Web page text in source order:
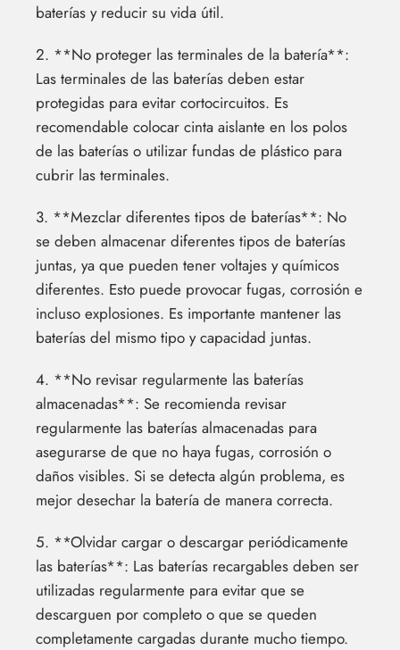
baterías y reducir su vida útil.
2. **No proteger las terminales de la batería**:
Las terminales de las baterías deben estar
protegidas para evitar cortocircuitos. Es
recomendable colocar cinta aislante en los polos
de las baterías o utilizar fundas de plástico para
cubrir las terminales.
3. **Mezclar diferentes tipos de baterías**: No
se deben almacenar diferentes tipos de baterías
juntas, ya que pueden tener voltajes y químicos
diferentes. Esto puede provocar fugas, corrosión e
incluso explosiones. Es importante mantener las
baterías del mismo tipo y capacidad juntas.
4. **No revisar regularmente las baterías
almacenadas**: Se recomienda revisar
regularmente las baterías almacenadas para
asegurarse de que no haya fugas, corrosión o
daños visibles. Si se detecta algún problema, es
mejor desechar la batería de manera correcta.
5. **Olvidar cargar o descargar periódicamente
las baterías**: Las baterías recargables deben ser
utilizadas regularmente para evitar que se
descarguen por completo o que se queden
completamente cargadas durante mucho tiempo.